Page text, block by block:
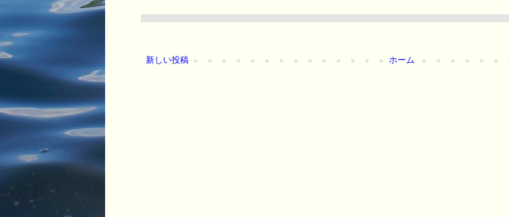
新しい投稿 ホーム